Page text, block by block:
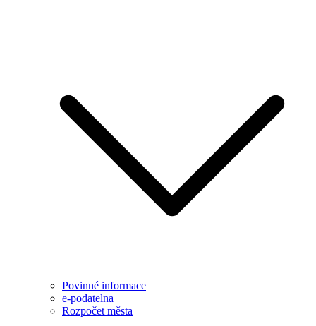
Povinné informace
e-podatelna
Rozpočet města